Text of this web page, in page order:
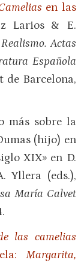
en las
Larios & E.
Actas
Española
de Barcelona,
más sobre la
(hijo) en
XIX» en D.
Yllera (eds.),
María Calvet
las camelias
Margarita,